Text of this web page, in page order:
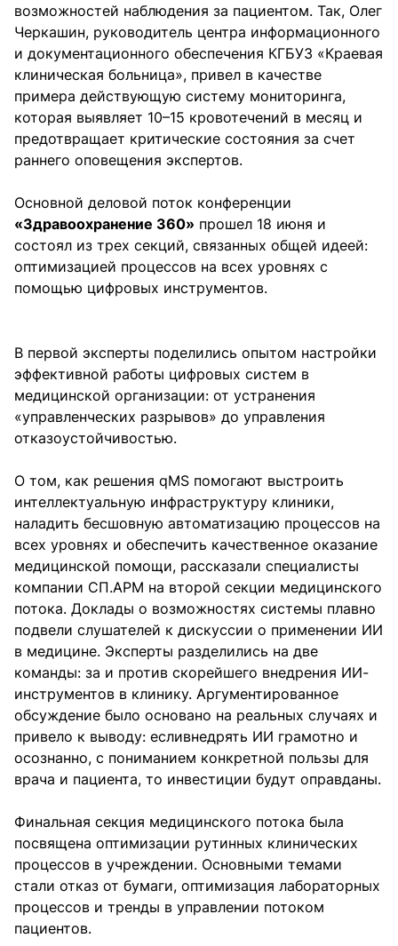
возможностей наблюдения за пациентом. Так, Олег
Черкашин, руководитель центра информационного
и документационного обеспечения КГБУЗ «Краевая
клиническая больница», привел в качестве
примера действующую систему мониторинга,
которая выявляет 10–15 кровотечений в месяц и
предотвращает критические состояния за счет
раннего оповещения экспертов.
Основной деловой поток конференции
«Здравоохранение 360» прошел 18 июня и
состоял из трех секций, связанных общей идеей:
оптимизацией процессов на всех уровнях с
помощью цифровых инструментов.
В первой эксперты поделились опытом настройки
эффективной работы цифровых систем в
медицинской организации: от устранения
«управленческих разрывов» до управления
отказоустойчивостью.
О том, как решения qMS помогают выстроить
интеллектуальную инфраструктуру клиники,
наладить бесшовную автоматизацию процессов на
всех уровнях и обеспечить качественное оказание
медицинской помощи, рассказали специалисты
компании СП.АРМ на второй секции медицинского
потока. Доклады о возможностях системы плавно
подвели слушателей к дискуссии о применении ИИ
в медицине. Эксперты разделились на две
команды: за и против скорейшего внедрения ИИ-
инструментов в клинику. Аргументированное
обсуждение было основано на реальных случаях и
привело к выводу: есливнедрять ИИ грамотно и
осознанно, с пониманием конкретной пользы для
врача и пациента, то инвестиции будут оправданы.
Финальная секция медицинского потока была
посвящена оптимизации рутинных клинических
процессов в учреждении. Основными темами
стали отказ от бумаги, оптимизация лабораторных
процессов и тренды в управлении потоком
пациентов.